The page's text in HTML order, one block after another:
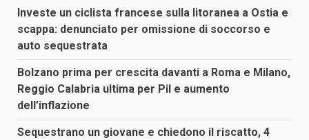
Investe un ciclista francese sulla litoranea a Ostia e
scappa: denunciato per omissione di soccorso e
auto sequestrata
Bolzano prima per crescita davanti a Roma e Milano,
Reggio Calabria ultima per Pil e aumento
dell’inflazione
Sequestrano un giovane e chiedono il riscatto, 4